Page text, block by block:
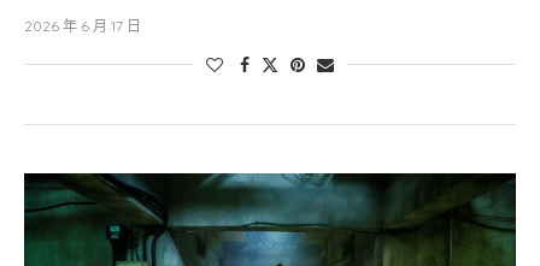
2026 年 6 月 17 日